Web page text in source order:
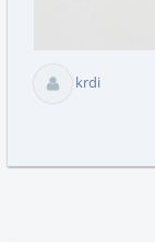
krdi